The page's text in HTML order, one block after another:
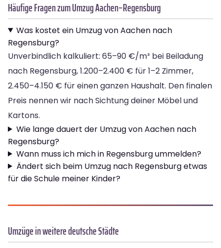
Häufige Fragen zum Umzug Aachen–Regensburg
Was kostet ein Umzug von Aachen nach
Regensburg?
Unverbindlich kalkuliert: 65–90 €/m³ bei Beiladung
nach Regensburg, 1.200–2.400 € für 1–2 Zimmer,
2.450–4.150 € für einen ganzen Haushalt. Den finalen
Preis nennen wir nach Sichtung deiner Möbel und
Kartons.
Wie lange dauert der Umzug von Aachen nach
Regensburg?
Wann muss ich mich in Regensburg ummelden?
Ändert sich beim Umzug nach Regensburg etwas
für die Schule meiner Kinder?
Umzüge in weitere deutsche Städte